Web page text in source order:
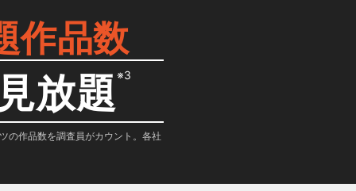
作品数
見放題※3
の作品数を調査員がカウント。各社